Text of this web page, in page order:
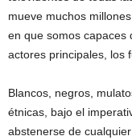
mueve muchos
en que somos capaces
actores principales, los
Blancos, negros,
étnicas, bajo el
abstenerse de